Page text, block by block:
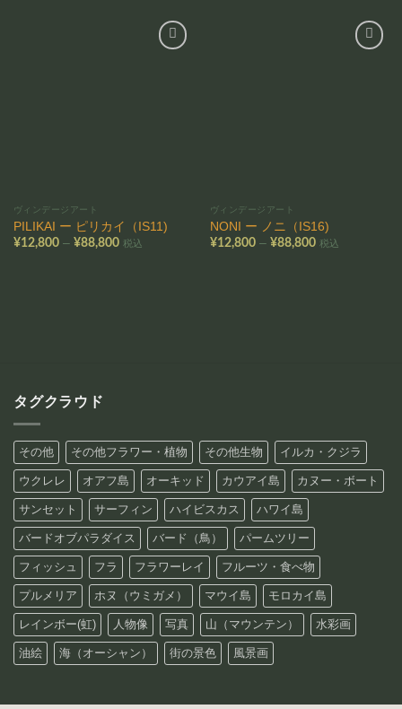
ヴィンデージアート
PILIKAI ー ピリカイ（IS11)
¥12,800 – ¥88,800価税込
ヴィンデージアート
NONI ー ノニ（IS16)
¥12,800 – ¥88,800価税込
タグクラウド
その他 その他フラワー・植物 その他生物 イルカ・クジラ
ウクレレ オアフ島 オーキッド カウアイ島 カヌー・ボート
サンセット サーフィン ハイビスカス ハワイ島
バードオブパラダイス バード（鳥） パームツリー
フィッシュ フラ フラワーレイ フルーツ・食べ物
プルメリア ホヌ（ウミガメ） マウイ島 モロカイ島
レインボー(虹) 人物像 写真 山（マウンテン） 水彩画
油絵 海（オーシャン） 街の景色 風景画